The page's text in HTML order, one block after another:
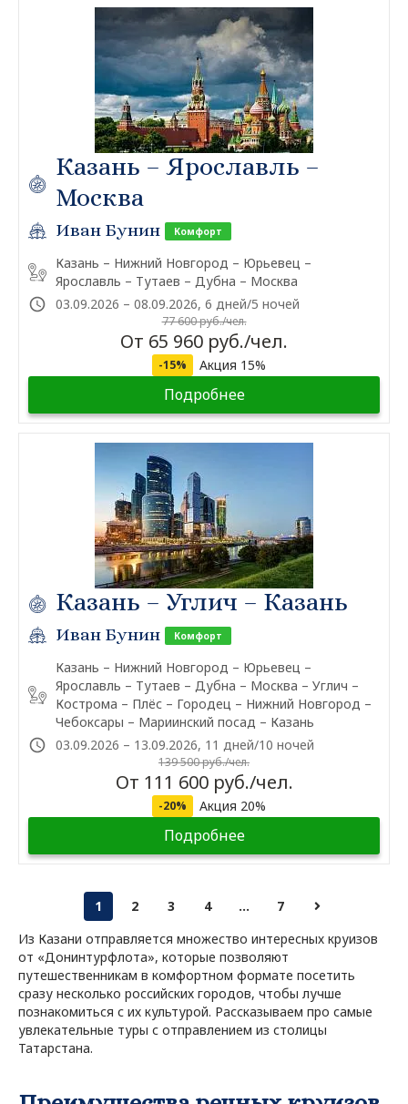
Казань – Ярославль –
Москва
Иван Бунин Комфорт
Казань – Нижний Новгород – Юрьевец –
Ярославль – Тутаев – Дубна – Москва
03.09.2026 – 08.09.2026, 6 дней/5 ночей
77 600 руб./чел.
От 65 960 руб./чел.
-15% Акция 15%
Подробнее
Казань – Углич – Казань
Иван Бунин Комфорт
Казань – Нижний Новгород – Юрьевец –
Ярославль – Тутаев – Дубна – Москва – Углич –
Кострома – Плёс – Городец – Нижний Новгород –
Чебоксары – Мариинский посад – Казань
03.09.2026 – 13.09.2026, 11 дней/10 ночей
139 500 руб./чел.
От 111 600 руб./чел.
-20% Акция 20%
Подробнее
1 2 3 4 ...
7
Из Казани отправляется множество интересных круизов
от «Донинтурфлота», которые позволяют
путешественникам в комфортном формате посетить
сразу несколько российских городов, чтобы лучше
познакомиться с их культурой. Рассказываем про самые
увлекательные туры с отправлением из столицы
Татарстана.